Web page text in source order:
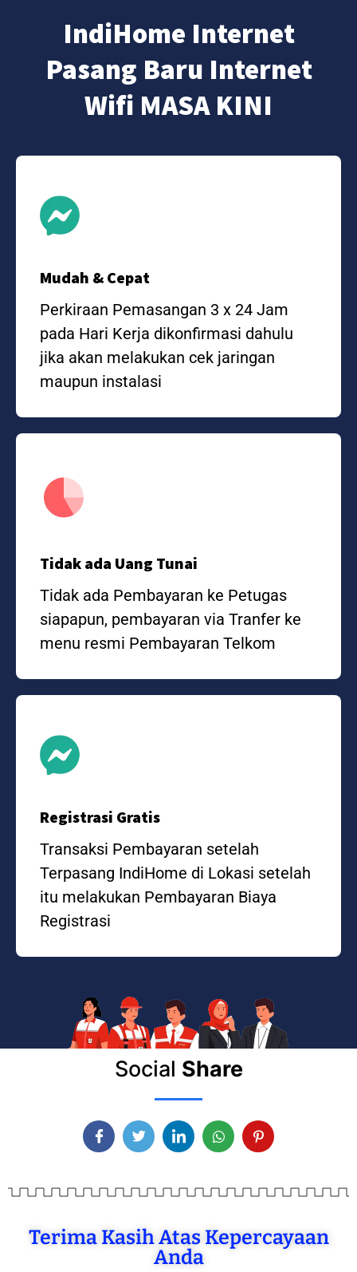
IndiHome Internet
Pasang Baru Internet
Wifi MASA KINI
Mudah & Cepat
Perkiraan Pemasangan 3 x 24 Jam
pada Hari Kerja dikonfirmasi dahulu
jika akan melakukan cek jaringan
maupun instalasi
Tidak ada Uang Tunai
Tidak ada Pembayaran ke Petugas
siapapun, pembayaran via Tranfer ke
menu resmi Pembayaran Telkom
Registrasi Gratis
Transaksi Pembayaran setelah
Terpasang IndiHome di Lokasi setelah
itu melakukan Pembayaran Biaya
Registrasi
Social Share
Terima Kasih Atas Kepercayaan
Anda